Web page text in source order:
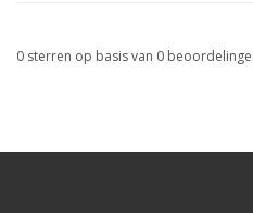
0 sterren op basis van 0